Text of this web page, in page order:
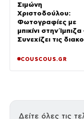
Σιμώνη
Χριστοδούλου:
Φωτογραφίες με
μπικίνι στην Ίμπιζα
Συνεχίζει τις
της, Αντρέα
COUSCOUS.GR
Δείτε όλες τις